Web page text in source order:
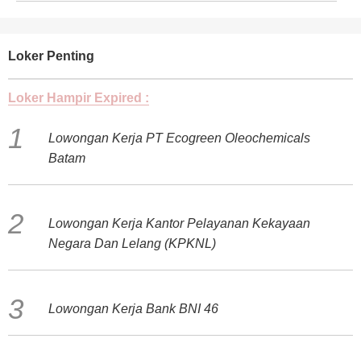
Loker Penting
Loker Hampir Expired :
Lowongan Kerja PT Ecogreen Oleochemicals
Batam
Lowongan Kerja Kantor Pelayanan Kekayaan
Negara Dan Lelang (KPKNL)
Lowongan Kerja Bank BNI 46